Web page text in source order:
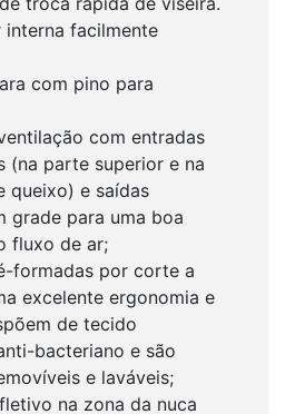
interna facilmente
com pino para
com entradas
(na parte superior e na
queixo) e saídas
grade para uma boa
fluxo de ar;
formadas por corte a
excelente ergonomia e
de tecido
bacteriano e são
e laváveis;
na zona da nuca